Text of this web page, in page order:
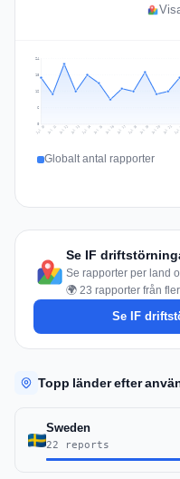
6
12
18
24
Jul 10 Jul 11 Jul 12 Jul 13 Jul 14 Jul 15 Jul 16 Jul 17 Jul 18 Jul 19 Jul 20 Jul 21 Jul
Globalt antal rapporter
Se IF
Se rapporter per land
🌍 23 rapporter från
Se IF
Topp länder efter
Sweden
22 reports